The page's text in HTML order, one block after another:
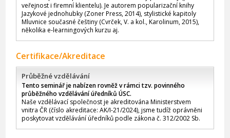
veřejnost i firemní klientelu). Je autorem popularizační knihy
Jazykové jednohubky (Zoner Press, 2014), stylistické kapitoly
Mluvnice současné češtiny (Cvrček, V. a kol., Karolinum, 2015),
několika e-learningových kurzu aj.
Certifikace/Akreditace
Průběžné vzdělávání
Tento seminář je nabízen rovněž v rámci tzv. povinného
průběžného vzdělávání úředníků ÚSC.
Naše vzdělávací společnost je akreditována Ministerstvem
vnitra ČR (číslo akreditace: AK/I-21/2024), jsme tudíž oprávněni
poskytovat vzdělávání úředníků podle zákona č. 312/2002 Sb.